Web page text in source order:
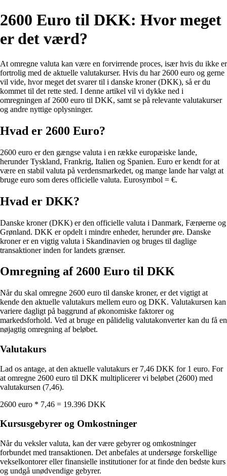
2600 Euro til DKK: Hvor meget
er det værd?
At omregne valuta kan være en forvirrende proces, især hvis du ikke er
fortrolig med de aktuelle valutakurser. Hvis du har 2600 euro og gerne
vil vide, hvor meget det svarer til i danske kroner (DKK), så er du
kommet til det rette sted. I denne artikel vil vi dykke ned i
omregningen af 2600 euro til DKK, samt se på relevante valutakurser
og andre nyttige oplysninger.
Hvad er 2600 Euro?
2600 euro er den gængse valuta i en række europæiske lande,
herunder Tyskland, Frankrig, Italien og Spanien. Euro er kendt for at
være en stabil valuta på verdensmarkedet, og mange lande har valgt at
bruge euro som deres officielle valuta. Eurosymbol = €.
Hvad er DKK?
Danske kroner (DKK) er den officielle valuta i Danmark, Færøerne og
Grønland. DKK er opdelt i mindre enheder, herunder øre. Danske
kroner er en vigtig valuta i Skandinavien og bruges til daglige
transaktioner inden for landets grænser.
Omregning af 2600 Euro til DKK
Når du skal omregne 2600 euro til danske kroner, er det vigtigt at
kende den aktuelle valutakurs mellem euro og DKK. Valutakursen kan
variere dagligt på baggrund af økonomiske faktorer og
markedsforhold. Ved at bruge en pålidelig valutakonverter kan du få en
nøjagtig omregning af beløbet.
Valutakurs
Lad os antage, at den aktuelle valutakurs er 7,46 DKK for 1 euro. For
at omregne 2600 euro til DKK multiplicerer vi beløbet (2600) med
valutakursen (7,46).
2600 euro * 7,46 = 19.396 DKK
Kursusgebyrer og Omkostninger
Når du veksler valuta, kan der være gebyrer og omkostninger
forbundet med transaktionen. Det anbefales at undersøge forskellige
vekselkontorer eller finansielle institutioner for at finde den bedste kurs
og undgå unødvendige gebyrer.